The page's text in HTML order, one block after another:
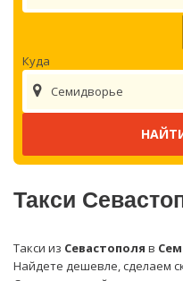
Куда
Семидворье
Такси
Такси из Севастополя в
Найдете дешевле, сделаем